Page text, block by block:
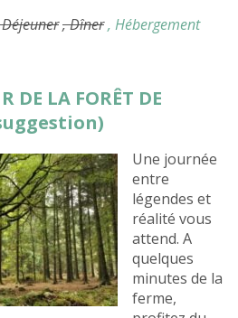
, Dîner, Hébergement
DE LA FORÊT DE
Une journée
entre
légendes et
réalité vous
attend. A
quelques
minutes de la
ferme,